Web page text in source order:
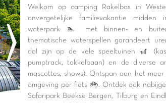
Welkom op camping Rakelbos in
onvergetelijke familievakantie
waterpark 🏊 met binnen- en
thematische waterspellen garandeert
dol zijn op de vele speeltuinen 🎢
pumptrack, tokkelbaan) en de diverse
mascottes, shows). Ontspan aan het
omgeving per fiets 🚲. Ontdek ook
Safaripark Beekse Bergen, Tilburg en